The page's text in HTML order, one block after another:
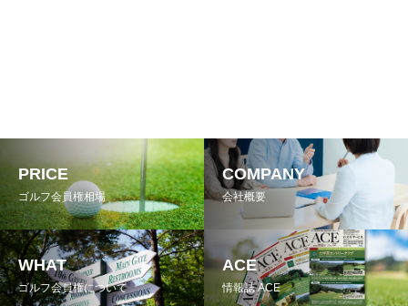
PRICE
ゴルフ会員権相場
COMPANY
会社概要
WHAT
ゴルフ会員権について
ACE
情報誌 ACE